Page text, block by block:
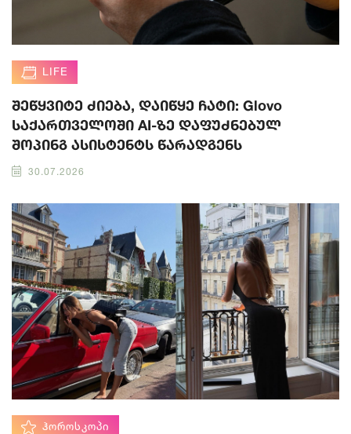
LIFE
შეწყვიტე ძიება, დაიწყე ჩატი: Glovo
საქართველოში AI-ზე დაფუძნებულ
შოპინგ ასისტენტს წარადგენს
30.07.2026
ᲰᲝᲠᲝᲡᲙᲝᲞᲘ